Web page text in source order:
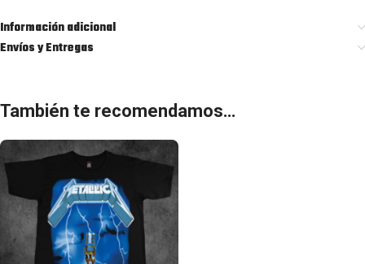
Información adicional
Envíos y Entregas
También te recomendamos…